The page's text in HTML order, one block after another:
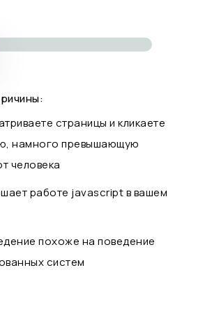
страницы и кликаете
намного превышающую
человека
работе javascript в вашем
похоже на поведение
систем